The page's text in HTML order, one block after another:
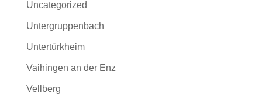
Uncategorized
Untergruppenbach
Untertürkheim
Vaihingen an der Enz
Vellberg